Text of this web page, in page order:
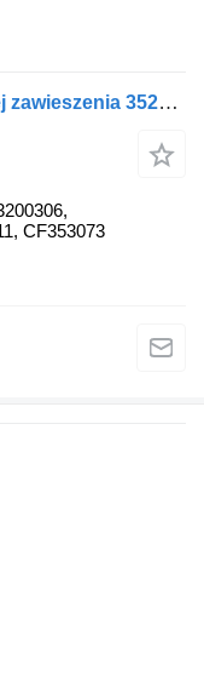
Haldex Zawór poduszki powietrznej zawieszenia 352046001 pneimatiskais vārsts paredzēts kravas automašīnas
CF353073